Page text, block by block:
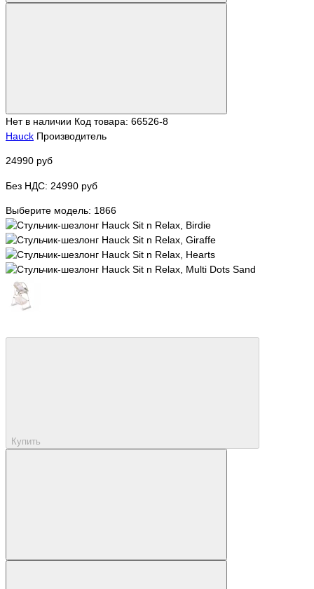
Нет в наличии Код товара: 66526-8
Hauck Производитель
24990 руб
Без НДС: 24990 руб
Выберите модель: 1866
Купить